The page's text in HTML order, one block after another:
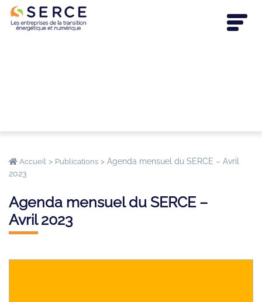
Accueil > Publications > Agenda mensuel du SERCE – Avril
2023
Agenda mensuel du SERCE –
Avril 2023